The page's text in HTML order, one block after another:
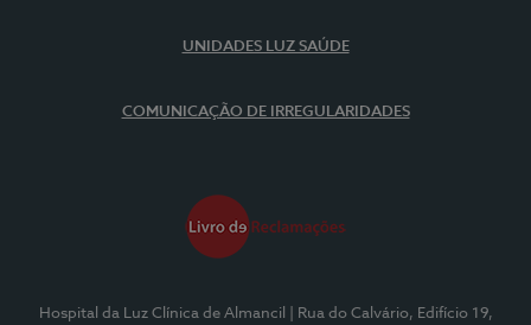
UNIDADES LUZ SAÚDE
COMUNICAÇÃO DE IRREGULARIDADES
Hospital da Luz Clínica de Almancil
| Rua do Calvário, Edifício 19,